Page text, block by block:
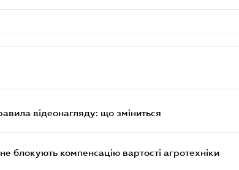
відеонагляду: що зміниться
блокують компенсацію вартості агротехніки